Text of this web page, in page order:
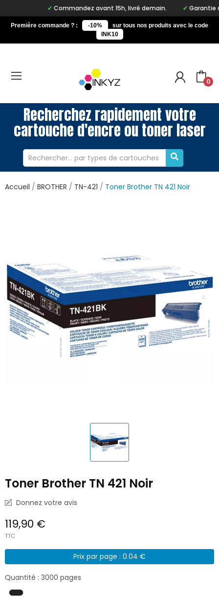
Commandez avant 15h, livré demain. Garantie à
Première commande ? : -10%
sur tous nos produits avec le code
INK10
0
Recherchez rapidement votre
cartouche d'encre ou toner laser
Accueil BROTHER TN-421 Toner Brother TN 421 Noir
Toner Brother TN 421 Noir
Donnez votre avis
119,90 €
TTC
Prix par page : 0.04 €
Quantité : 3000 pages